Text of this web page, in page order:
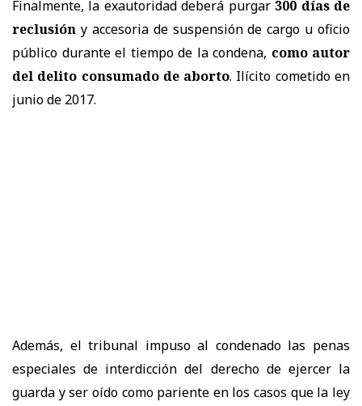
Finalmente, la exautoridad deberá purgar 300 días de
reclusión y accesoria de suspensión de cargo u oficio
público durante el tiempo de la condena, como autor
del delito consumado de aborto. Ilícito cometido en
junio de 2017.
Además, el tribunal impuso al condenado las penas
especiales de interdicción del derecho de ejercer la
guarda y ser oído como pariente en los casos que la ley